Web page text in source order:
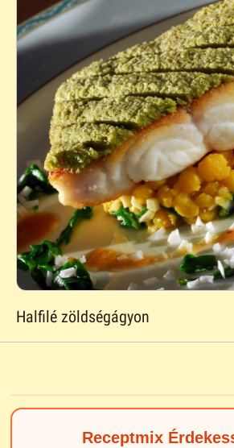
Halfilé zöldségágyon
Receptmix